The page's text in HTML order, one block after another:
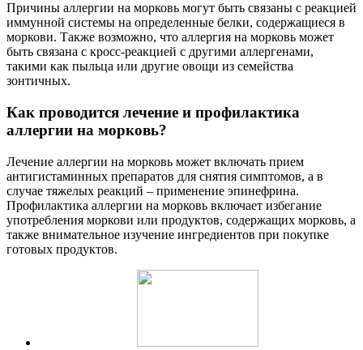
Причины аллергии на морковь могут быть связаны с реакцией
иммунной системы на определенные белки, содержащиеся в
моркови. Также возможно, что аллергия на морковь может
быть связана с кросс-реакцией с другими аллергенами,
такими как пыльца или другие овощи из семейства
зонтичных.
Как проводится лечение и профилактика
аллергии на морковь?
Лечение аллергии на морковь может включать прием
антигистаминных препаратов для снятия симптомов, а в
случае тяжелых реакций – применение эпинефрина.
Профилактика аллергии на морковь включает избегание
употребления моркови или продуктов, содержащих морковь, а
также внимательное изучение ингредиентов при покупке
готовых продуктов.